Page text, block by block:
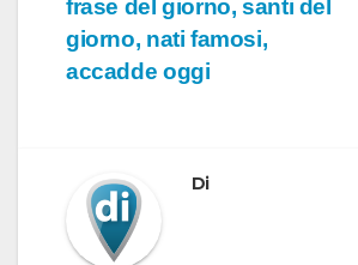
articoli
frase del giorno, santi del
giorno, nati famosi,
accadde oggi
Di